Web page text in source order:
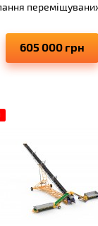
605 000 грн
з досить